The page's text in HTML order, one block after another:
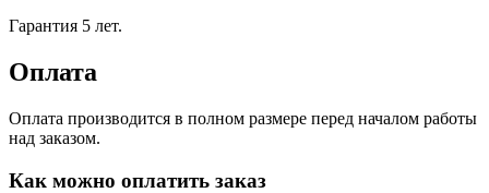
Гарантия 5 лет.
Оплата
Оплата производится в полном размере перед началом работы
над заказом.
Как можно оплатить заказ